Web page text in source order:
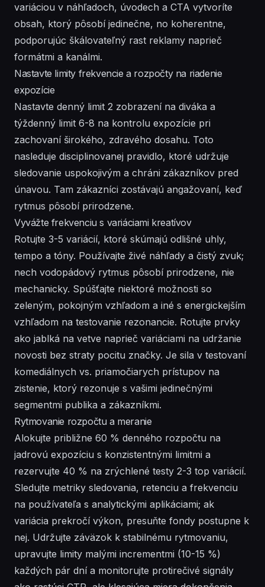
variáciou v náhľadoch, úvodech a CTA vytvoríte
obsah, ktorý pôsobí jedinečne, no koherentne,
podporujúc škálovateľný rast reklamy naprieč
formátmi a kanálmi.
Nastavte limity frekvencie a rozpočty na riadenie
expozície
Nastavte denný limit 2 zobrazení na diváka a
týždenný limit 6-8 na kontrolu expozície pri
zachovaní širokého, zdravého dosahu. Toto
nasleduje disciplinovanej pravidlo, ktoré udržuje
sledovanie uspokojivým a chráni zákazníkov pred
únavou. Tam zákazníci zostávajú angažovaní, keď
rytmus pôsobí prirodzene.
Vyvážte frekvenciu s variáciami kreatívov
Rotujte 3-5 variácií, ktoré skúmajú odlišné uhly,
tempo a tóny. Používajte živé náhľady a čistý zvuk;
nech vodopádový rytmus pôsobí prirodzene, nie
mechanicky. Spúšťajte niektoré možnosti so
zeleným, pokojným vzhľadom a iné s energickejším
vzhľadom na testovanie rezonancie. Rotujte prvky
ako jablká na vetve naprieč variáciami na udržanie
novosti bez straty pocitu značky. Je sila v testovaní
komediálnych vs. priamočiarych prístupov na
zistenie, ktorý rezonuje s vašimi jedinečnými
segmentmi publika a zákazníkmi.
Rytmovanie rozpočtu a meranie
Alokujte približne 60 % denného rozpočtu na
jadrovú expozíciu s konzistentnými limitmi a
rezervujte 40 % na zrýchlené testy 2-3 top variácií.
Sledujte metriky sledovania, retenciu a frekvenciu
na používateľa s analytickými aplikáciami; ak
variácia prekročí výkon, presuňte fondy postupne k
nej. Udržujte záväzok k stabilnému rytmovaniu,
upravujte limity malými incrementmi (10-15 %)
každých pár dní a monitorujte protirečivé signály